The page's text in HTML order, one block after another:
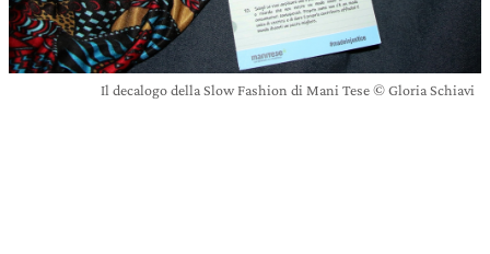
Il decalogo della Slow Fashion di Mani Tese © Gloria Schiavi